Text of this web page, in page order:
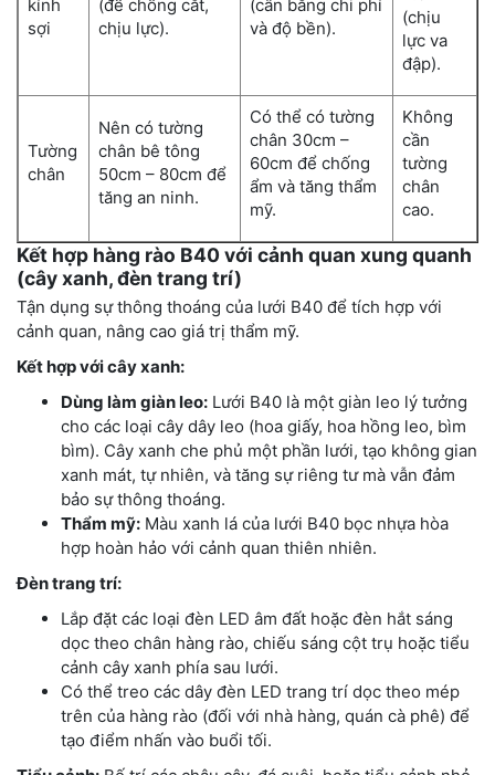
kính
sợi
(để chống cắt,
chịu lực).
(cân bằng chi phí
và độ bền).
(chịu
lực va
đập).
Tường
chân
Nên có tường
chân bê tông
50cm – 80cm để
tăng an ninh.
Có thể có tường
chân 30cm –
60cm để chống
ẩm và tăng thẩm
mỹ.
Không
cần
tường
chân
cao.
Kết hợp hàng rào B40 với cảnh quan xung quanh
(cây xanh, đèn trang trí)
Tận dụng sự thông thoáng của lưới B40 để tích hợp với
cảnh quan, nâng cao giá trị thẩm mỹ.
Kết hợp với cây xanh:
Dùng làm giàn leo: Lưới B40 là một giàn leo lý tưởng
cho các loại cây dây leo (hoa giấy, hoa hồng leo, bìm
bìm). Cây xanh che phủ một phần lưới, tạo không gian
xanh mát, tự nhiên, và tăng sự riêng tư mà vẫn đảm
bảo sự thông thoáng.
Thẩm mỹ: Màu xanh lá của lưới B40 bọc nhựa hòa
hợp hoàn hảo với cảnh quan thiên nhiên.
Đèn trang trí:
Lắp đặt các loại đèn LED âm đất hoặc đèn hắt sáng
dọc theo chân hàng rào, chiếu sáng cột trụ hoặc tiểu
cảnh cây xanh phía sau lưới.
Có thể treo các dây đèn LED trang trí dọc theo mép
trên của hàng rào (đối với nhà hàng, quán cà phê) để
tạo điểm nhấn vào buổi tối.